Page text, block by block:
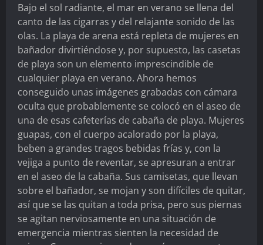
Bajo el sol radiante, el mar en verano se llena del
canto de las cigarras y del relajante sonido de las
olas. La playa de arena está repleta de mujeres en
bañador divirtiéndose y, por supuesto, las casetas
de playa son un elemento imprescindible de
cualquier playa en verano. Ahora hemos
conseguido unas imágenes grabadas con cámara
oculta que probablemente se colocó en el aseo de
una de esas cafeterías de cabaña de playa. Mujeres
guapas, con el cuerpo acalorado por la playa,
beben a grandes tragos bebidas frías y, con la
vejiga a punto de reventar, se apresuran a entrar
en el aseo de la cabaña. Sus camisetas, que llevan
sobre el bañador, se mojan y son difíciles de quitar,
así que se las quitan a toda prisa, pero sus piernas
se agitan nerviosamente en una situación de
emergencia mientras sienten la necesidad de